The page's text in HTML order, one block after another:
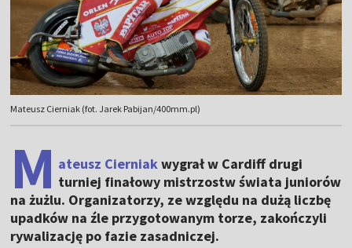
Mateusz Cierniak (fot. Jarek Pabijan/400mm.pl)
M ateusz Cierniakwygrał w Cardiff drugi
turniej finałowy mistrzostw świata juniorów
na żużlu. Organizatorzy, ze względu na dużą liczbę
upadków na źle przygotowanym torze, zakończyli
rywalizację po fazie zasadniczej.